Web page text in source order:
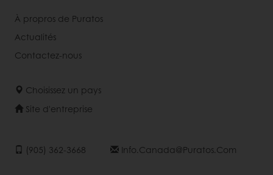
À propros de Puratos
Actualités
Contactez-nous
Choisissez un pays
Site d'entreprise
(905) 362-3668 Info.canada@puratos.com